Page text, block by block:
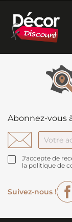
Abonnez-vous
J'accepte de
la politique de
Suivez-nous !